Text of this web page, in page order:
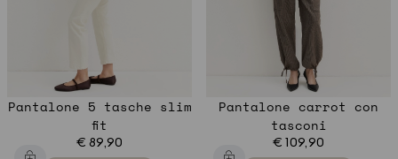
Pantalone 5 tasche slim
fit
€ 89,90
Pantalone carrot con
tasconi
€ 109,90